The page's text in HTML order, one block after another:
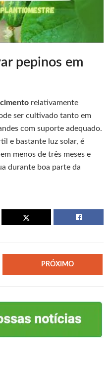
pepinos em
relativamente
ser cultivado tanto em
com suporte adequado.
e bastante luz solar, é
menos de três meses e
durante boa parte da
PRÓXIMO